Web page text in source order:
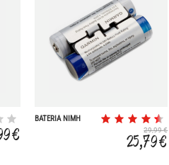
€
BATERIA NIMH
29,99 €
25,79 €